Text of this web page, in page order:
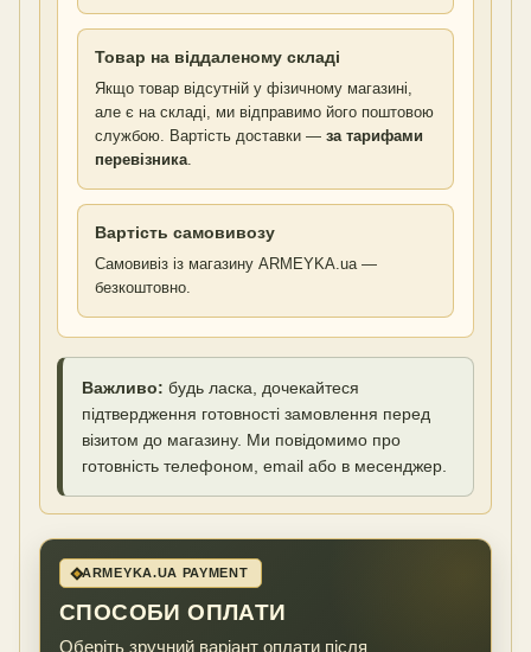
Товар на віддаленому складі
Якщо товар відсутній у фізичному магазині,
але є на складі, ми відправимо його поштовою
службою. Вартість доставки — за тарифами
перевізника.
Вартість самовивозу
Самовивіз із магазину ARMEYKA.ua —
безкоштовно.
Важливо: будь ласка, дочекайтеся
підтвердження готовності замовлення перед
візитом до магазину. Ми повідомимо про
готовність телефоном, email або в месенджер.
ARMEYKA.UA PAYMENT
СПОСОБИ ОПЛАТИ
Оберіть зручний варіант оплати після